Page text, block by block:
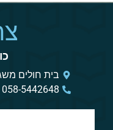
בית חולים משגב
058-5442648